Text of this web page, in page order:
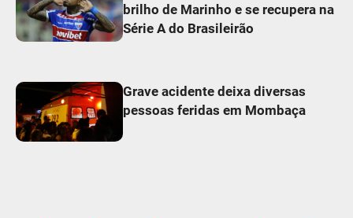
brilho de Marinho e se recupera na
Série A do Brasileirão
Grave acidente deixa diversas
pessoas feridas em Mombaça